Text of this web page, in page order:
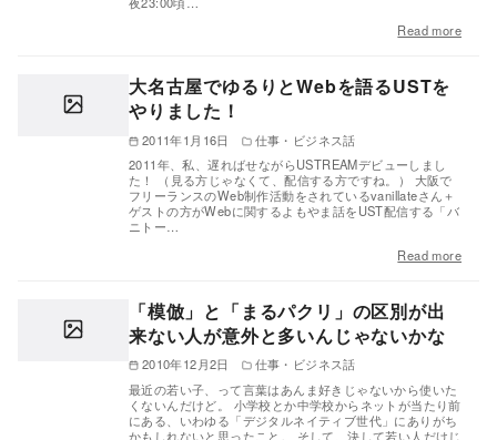
Read more
大名古屋でゆるりとWebを語るUSTを
やりました！
2011年1月16日
仕事・ビジネス話
2011年、私、遅ればせながらUSTREAMデビューしまし
た！ （見る方じゃなくて、配信する方ですね。） 大阪で
フリーランスのWeb制作活動をされているvanillateさん＋
ゲストの方がWebに関するよもやま話をUST配信する「バ
ニトー…
Read more
「模倣」と「まるパクリ」の区別が出
来ない人が意外と多いんじゃないかな
2010年12月2日
仕事・ビジネス話
最近の若い子、って言葉はあんま好きじゃないから使いた
くないんだけど。 小学校とか中学校からネットが当たり前
にある、いわゆる「デジタルネイティブ世代」にありがち
かもしれないと思ったこと。 そして、決して若い人だけじ